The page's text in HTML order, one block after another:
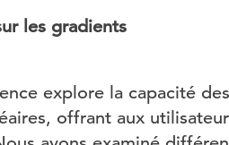
les gradients
explore la capacité
offrant aux